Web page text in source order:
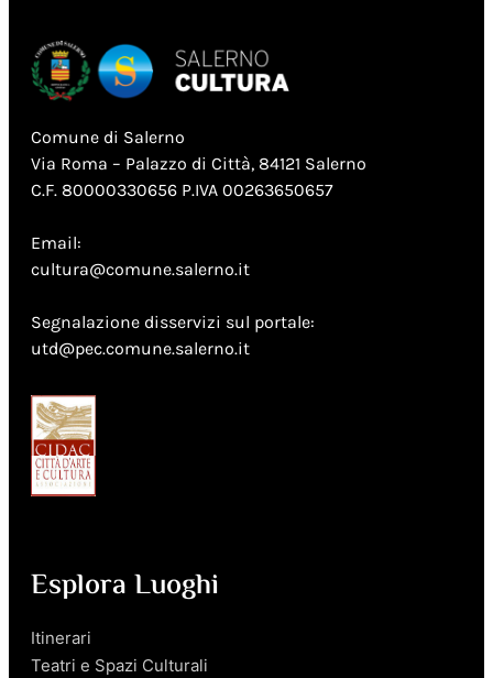
Comune di Salerno
Via Roma – Palazzo di Città, 84121 Salerno
C.F. 80000330656 P.IVA 00263650657
Email:
cultura@comune.salerno.it
Segnalazione disservizi sul portale:
utd@pec.comune.salerno.it
Esplora Luoghi
Itinerari
Teatri e Spazi Culturali